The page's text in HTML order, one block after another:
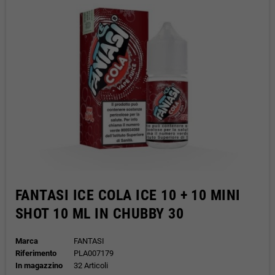
FANTASI ICE COLA ICE 10 + 10 MINI
SHOT 10 ML IN CHUBBY 30
Marca
FANTASI
Riferimento
PLA007179
In magazzino
32 Articoli